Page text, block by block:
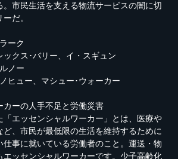
。市民生活を支える物流サービスの闇に切
だ。
ーク
ックス･バリー、イ・スギュン
ノー
ヒュー、マシュー･ウォーカー
ーの人手不足と労働災害
「エッセンシャルワーカー」とは、医療や
、市民が最低限の生活を維持するために
仕事に就いている労働者のこと。運送・物
エッセンシャルワーカーです。少子高齢化